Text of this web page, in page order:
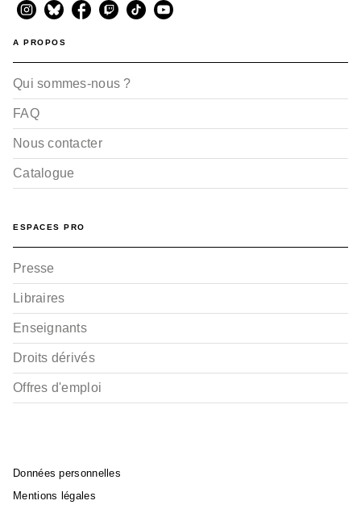
A PROPOS
Qui sommes-nous ?
FAQ
Nous contacter
Catalogue
ESPACES PRO
Presse
Libraires
Enseignants
Droits dérivés
Offres d'emploi
Données personnelles
Mentions légales